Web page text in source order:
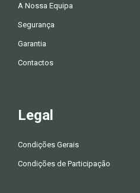
A Nossa Equipa
Segurança
Garantia
Contactos
Legal
Condições Gerais
Condições de Participação